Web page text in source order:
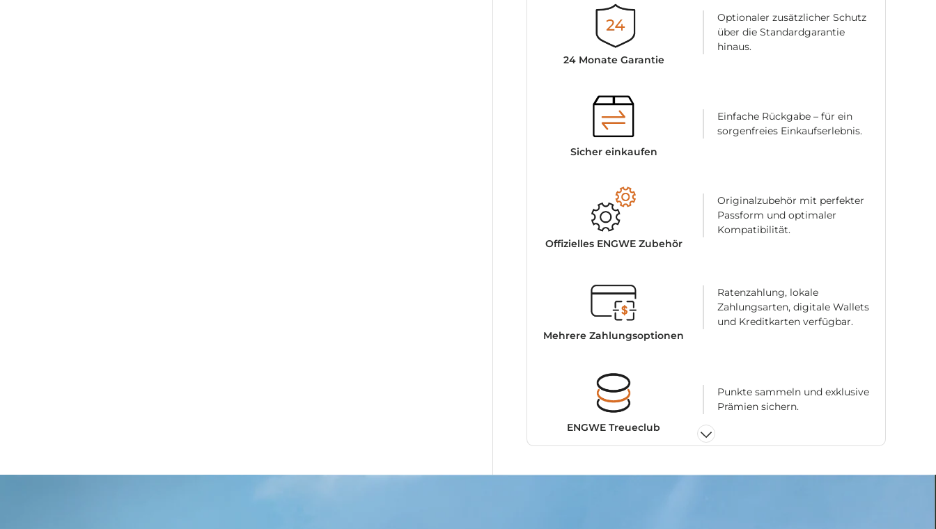
24 Monate Garantie
Optionaler zusätzlicher Schutz
über die Standardgarantie
hinaus.
Sicher einkaufen
Einfache Rückgabe – für ein
sorgenfreies Einkaufserlebnis.
Offizielles ENGWE Zubehör
Originalzubehör mit perfekter
Passform und optimaler
Kompatibilität.
Mehrere Zahlungsoptionen
Ratenzahlung, lokale
Zahlungsarten, digitale Wallets
und Kreditkarten verfügbar.
ENGWE Treueclub
Punkte sammeln und exklusive
Prämien sichern.